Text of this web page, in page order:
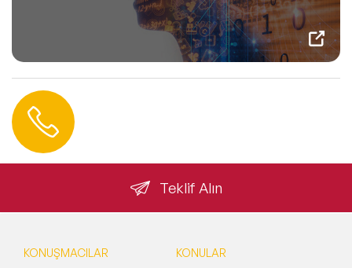
Teklif Alın
KONUŞMACILAR KONULAR